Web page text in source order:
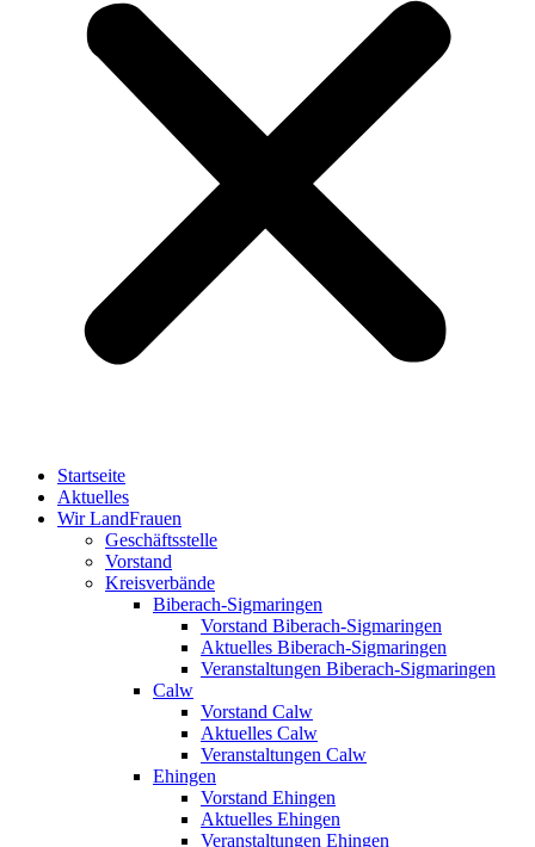
Startseite
Aktuelles
Wir LandFrauen
Geschäftsstelle
Vorstand
Kreisverbände
Biberach-Sigmaringen
Vorstand Biberach-Sigmaringen
Aktuelles Biberach-Sigmaringen
Veranstaltungen Biberach-Sigmaringen
Calw
Vorstand Calw
Aktuelles Calw
Veranstaltungen Calw
Ehingen
Vorstand Ehingen
Aktuelles Ehingen
Veranstaltungen Ehingen